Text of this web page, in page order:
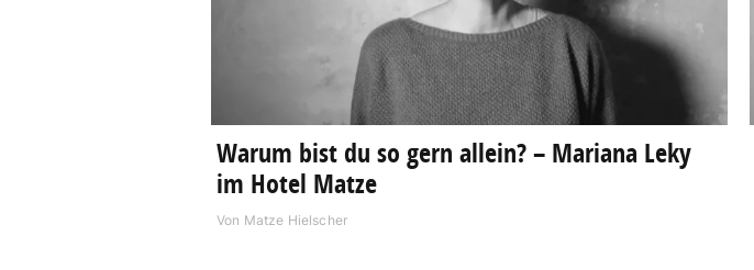
Warum bist du so gern allein? – Mariana Leky
im Hotel Matze
Von Matze Hielscher